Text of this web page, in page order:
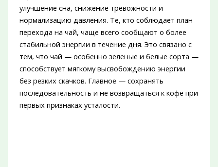
улучшение сна, снижение тревожности и
нормализацию давления. Те, кто соблюдает план
перехода на чай, чаще всего сообщают о более
стабильной энергии в течение дня. Это связано с
тем, что чай — особенно зеленые и белые сорта —
способствует мягкому высвобождению энергии
без резких скачков. Главное — сохранять
последовательность и не возвращаться к кофе при
первых признаках усталости.